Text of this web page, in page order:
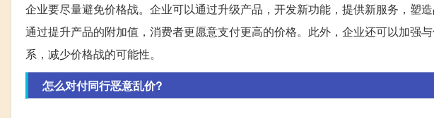
企业要尽量避免价格战。企业可以通过升级产品，开发新功能，提供新服务，塑
通过提升产品的附加值，消费者更愿意支付更高的价格。此外，企业还可以加强
系，减少价格战的可能性。
怎么对付同行恶意乱价?